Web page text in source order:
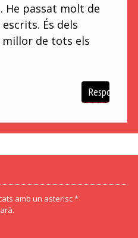
He passat molt de
És dels
de tots els
Respon
amb un asterisc *